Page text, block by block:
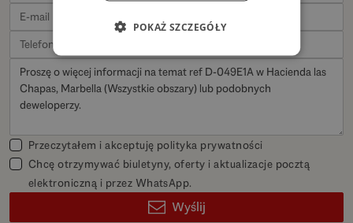
Przeczytałem i akceptuję polityka prywatności
Chcę otrzymywać biuletyny, oferty i aktualizacje pocztą
elektroniczną i przez WhatsApp.
Wyślij
POKAŻ SZCZEGÓŁY